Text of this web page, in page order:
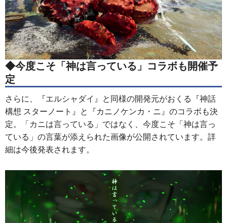
◆今度こそ「神は言っている」コラボも開催予
定
さらに、『エルシャダイ』と同様の開発元がおくる『神話
構想 スターノート』と『カニノケンカ・ニ』のコラボも決
定。「カニは言っている」ではなく、今度こそ「神は言っ
ている」の言葉が添えられた画像が公開されています。詳
細は今後発表されます。